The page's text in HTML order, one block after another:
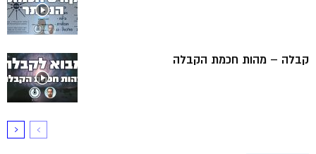
קבלה – מהות חכמת הקבלה